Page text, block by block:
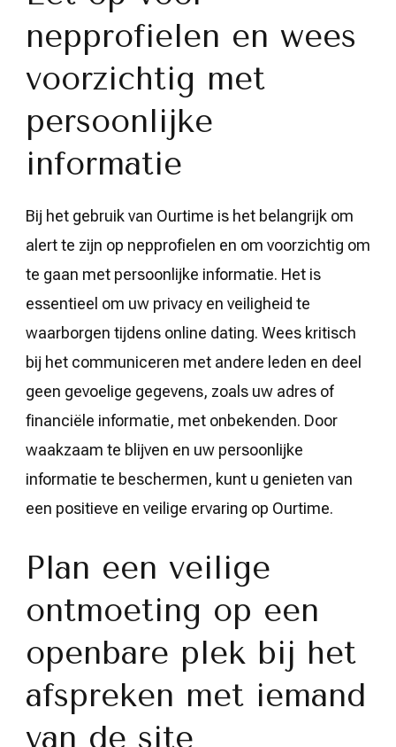
nepprofielen en wees
voorzichtig met
persoonlijke
informatie
Bij het gebruik van Ourtime is het belangrijk om
alert te zijn op nepprofielen en om voorzichtig om
te gaan met persoonlijke informatie. Het is
essentieel om uw privacy en veiligheid te
waarborgen tijdens online dating. Wees kritisch
bij het communiceren met andere leden en deel
geen gevoelige gegevens, zoals uw adres of
financiële informatie, met onbekenden. Door
waakzaam te blijven en uw persoonlijke
informatie te beschermen, kunt u genieten van
een positieve en veilige ervaring op Ourtime.
Plan een veilige
ontmoeting op een
openbare plek bij het
afspreken met iemand
van de site